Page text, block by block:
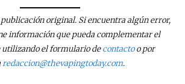
to our daily clipping and
all the news of vaping and
harm reduction in your email.
original. Si encuentra algún error,
información que pueda complementar el
utilizando el formulario decontactoo por
redaccion@thevapingtoday.com.